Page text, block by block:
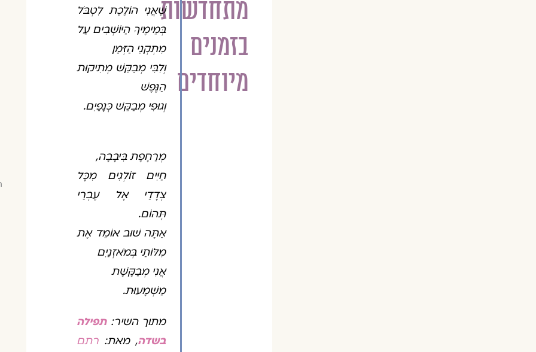
מתחדשות
בזמנים
מיוחדים
שֶׁאֲנִי הוֹלֶכֶת לִטְבֹּל
בְּמֵימֶיךָ הַיּוֹשְׁבִים עַל
מִתְקְנֵי הַזְּמַן
וְלִבִּי מְבַקֵּשׁ מְתִיקוּת
הַנֶּפֶשׁ
וְגוּפִי מְבַקֵּשׁ כְּנָפַיִם.
מְרַחֶפֶת בִּיבָבָה,
חַיִּים זוֹלְגִים מִכָּל
צְדָדַי אֶל עֶבְרֵי
תְּהוֹם.
אַתָּה שׁוּב אוֹמֵד אֶת
מִלּוֹתַי בְּמֹאזְנַיִם
אֲנִי מְבַקֶּשֶׁת
מַשְׁמָעוּת.
מתוך השיר:תפילה
בשדה, מאת:רתם